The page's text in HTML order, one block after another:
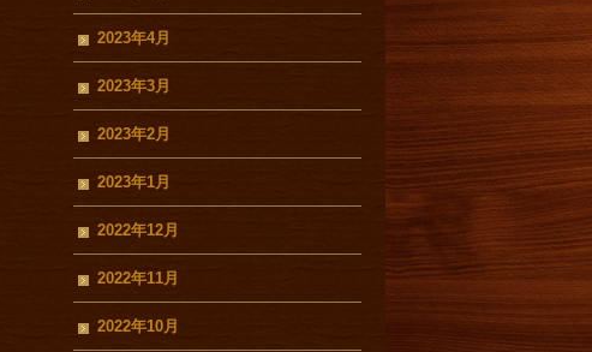
2023年4月
2023年3月
2023年2月
2023年1月
2022年12月
2022年11月
2022年10月